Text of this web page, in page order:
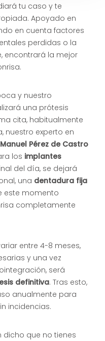
tu caso y te
Apoyado en
en cuenta factores
perdidas o la
encontrará la mejor
y nuestro
una prótesis
cita, habitualmente
nuestro experto en
Pérez de Castro
los implantes
del día, se dejará
una dentadura fija
este momento
completamente
entre 4-8 meses,
y una vez
será
definitiva. Tras esto,
anualmente para
incidencias.
dicho que no tienes